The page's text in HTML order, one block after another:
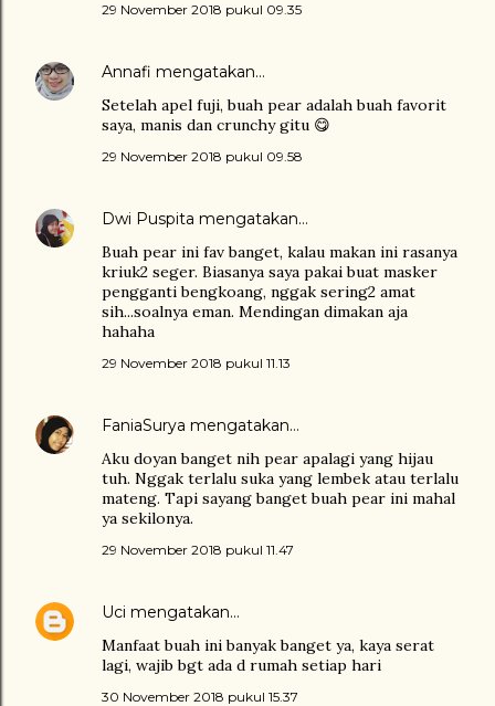
29 November 2018 pukul 09.35
Annafi mengatakan…
Setelah apel fuji, buah pear adalah buah favorit
saya, manis dan crunchy gitu 😋
29 November 2018 pukul 09.58
Dwi Puspita mengatakan…
Buah pear ini fav banget, kalau makan ini rasanya
kriuk2 seger. Biasanya saya pakai buat masker
pengganti bengkoang, nggak sering2 amat
sih...soalnya eman. Mendingan dimakan aja
hahaha
29 November 2018 pukul 11.13
FaniaSurya mengatakan…
Aku doyan banget nih pear apalagi yang hijau
tuh. Nggak terlalu suka yang lembek atau terlalu
mateng. Tapi sayang banget buah pear ini mahal
ya sekilonya.
29 November 2018 pukul 11.47
Uci mengatakan…
Manfaat buah ini banyak banget ya, kaya serat
lagi, wajib bgt ada d rumah setiap hari
30 November 2018 pukul 15.37